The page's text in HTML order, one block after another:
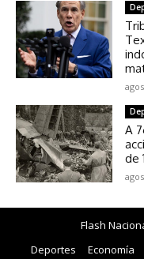
A
de
Flash
Deportes
Economía